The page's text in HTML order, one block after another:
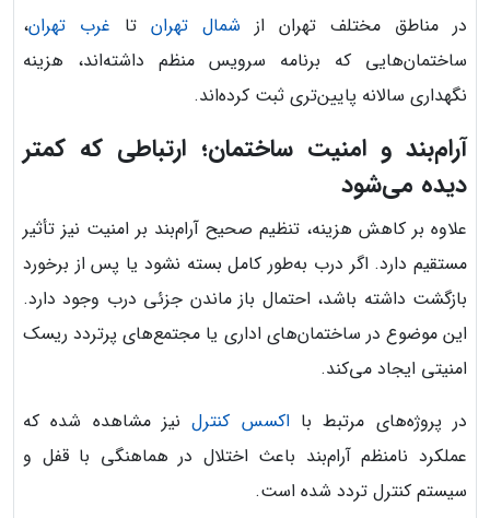
در مناطق مختلف تهران از شمال تهران تا غرب تهران،
ساختمان‌هایی که برنامه سرویس منظم داشته‌اند، هزینه
نگهداری سالانه پایین‌تری ثبت کرده‌اند.
آرام‌بند و امنیت ساختمان؛ ارتباطی که کمتر
دیده می‌شود
علاوه بر کاهش هزینه، تنظیم صحیح آرام‌بند بر امنیت نیز تأثیر
مستقیم دارد. اگر درب به‌طور کامل بسته نشود یا پس از برخورد
بازگشت داشته باشد، احتمال باز ماندن جزئی درب وجود دارد.
این موضوع در ساختمان‌های اداری یا مجتمع‌های پرتردد ریسک
امنیتی ایجاد می‌کند.
در پروژه‌های مرتبط بااکسس کنترلنیز مشاهده شده که
عملکرد نامنظم آرام‌بند باعث اختلال در هماهنگی با قفل و
سیستم کنترل تردد شده است.